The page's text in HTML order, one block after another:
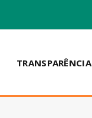
TRANSPARÊNCIA